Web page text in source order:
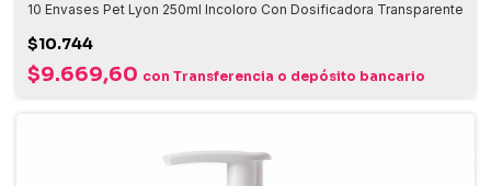
10 Envases Pet Lyon 250ml Incoloro Con Dosificadora Transparente
$10.744
$9.669,60 con Transferencia o depósito bancario